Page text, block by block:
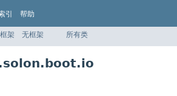
引 帮助
框架 无框架 所有类